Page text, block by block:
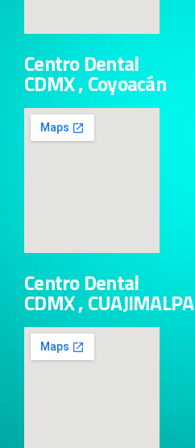
Centro Dental
CDMX , Coyoacán
Centro Dental
CDMX , CUAJIMALPA